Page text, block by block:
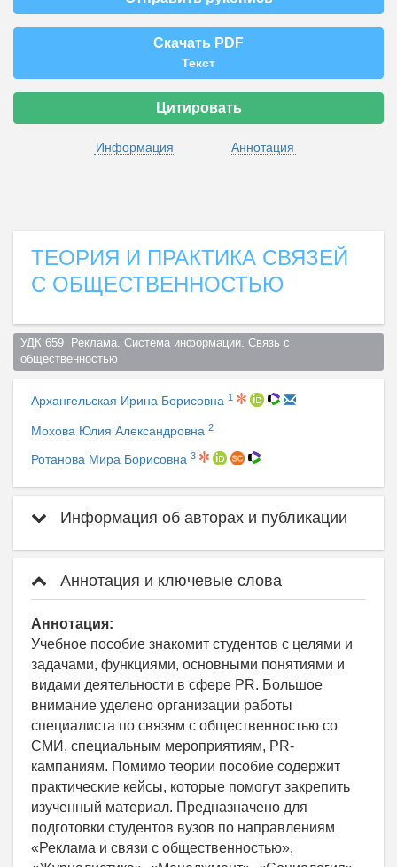
Скачать PDF
Текст
Цитировать
Информация Аннотация
ТЕОРИЯ И ПРАКТИКА СВЯЗЕЙ
С ОБЩЕСТВЕННОСТЬЮ
УДК 659  Реклама. Система информации. Связь с
общественностью
Архангельская Ирина Борисовна 1
Мохова Юлия Александровна 2
Ротанова Мира Борисовна 3
Информация об авторах и публикации
Аннотация и ключевые слова
Аннотация:
Учебное пособие знакомит студентов с целями и
задачами, функциями, основными понятиями и
видами деятельности в сфере PR. Большое
внимание уделено организации работы
специалиста по связям с общественностью со
СМИ, специальным мероприятиям, PR-
кампаниям. Помимо теории пособие содержит
практические кейсы, которые помогут закрепить
изученный материал. Предназначено для
подготовки студентов вузов по направлениям
«Реклама и связи с общественностью»,